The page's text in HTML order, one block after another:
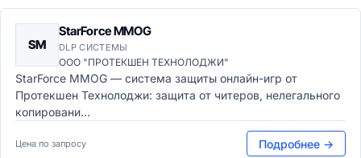
SM
StarForce MMOG
DLP СИСТЕМЫ
ООО "ПРОТЕКШЕН ТЕХНОЛОДЖИ"
StarForce MMOG — система защиты онлайн-игр от
Протекшен Технолоджи: защита от читеров, нелегального
копировани...
Цена по запросу Подробнее →